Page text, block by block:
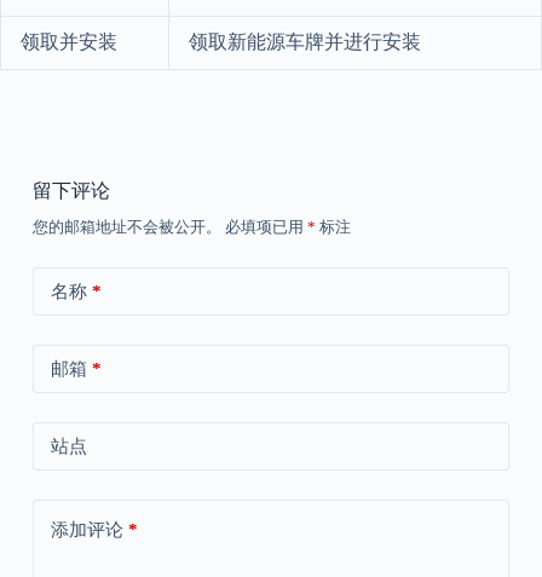
领取并安装 领取新能源车牌并进行安装
留下评论
您的邮箱地址不会被公开。 必填项已用 * 标注
名称*
邮箱 *
站点
添加评论*